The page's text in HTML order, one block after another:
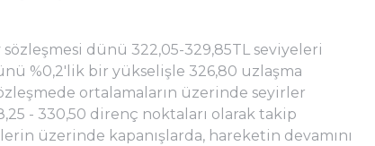
dünü 322,05-329,85TL seviyeleri
%0,2'lik bir yükselişle 326,80 uzlaşma
ortalamaların üzerinde seyirler
- 330,50 direnç noktaları olarak takip
üzerinde kapanışlarda, hareketin devamını